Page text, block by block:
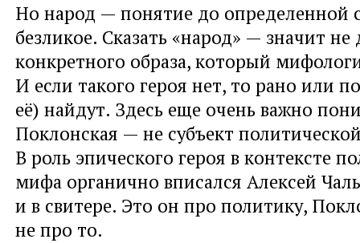
Но народ — понятие до определенной
безликое. Сказать «народ» — значит не
конкретного образа, который
И если такого героя нет, то рано или
её) найдут. Здесь еще очень важно
Поклонская — не субъект
В роль эпического героя в контексте
мифа органично вписался Алексей
и в свитере. Это он про политику,
не про то.